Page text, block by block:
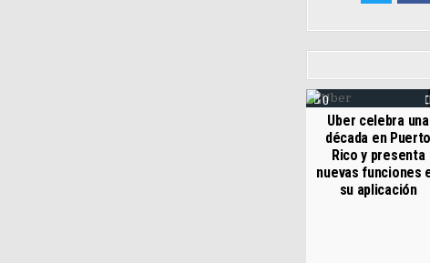
0
Uber celebra una
década en Puerto
Rico y presenta
nuevas funciones
su aplicación